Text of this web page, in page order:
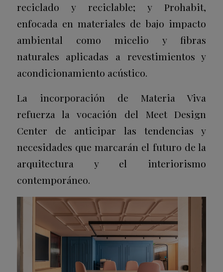
reciclado y reciclable; y Prohabit,
enfocada en materiales de bajo impacto
ambiental como micelio y fibras
naturales aplicadas a revestimientos y
acondicionamiento acústico.
La incorporación de Materia Viva
refuerza la vocación del Meet Design
Center de anticipar las tendencias y
necesidades que marcarán el futuro de la
arquitectura y el interiorismo
contemporáneo.